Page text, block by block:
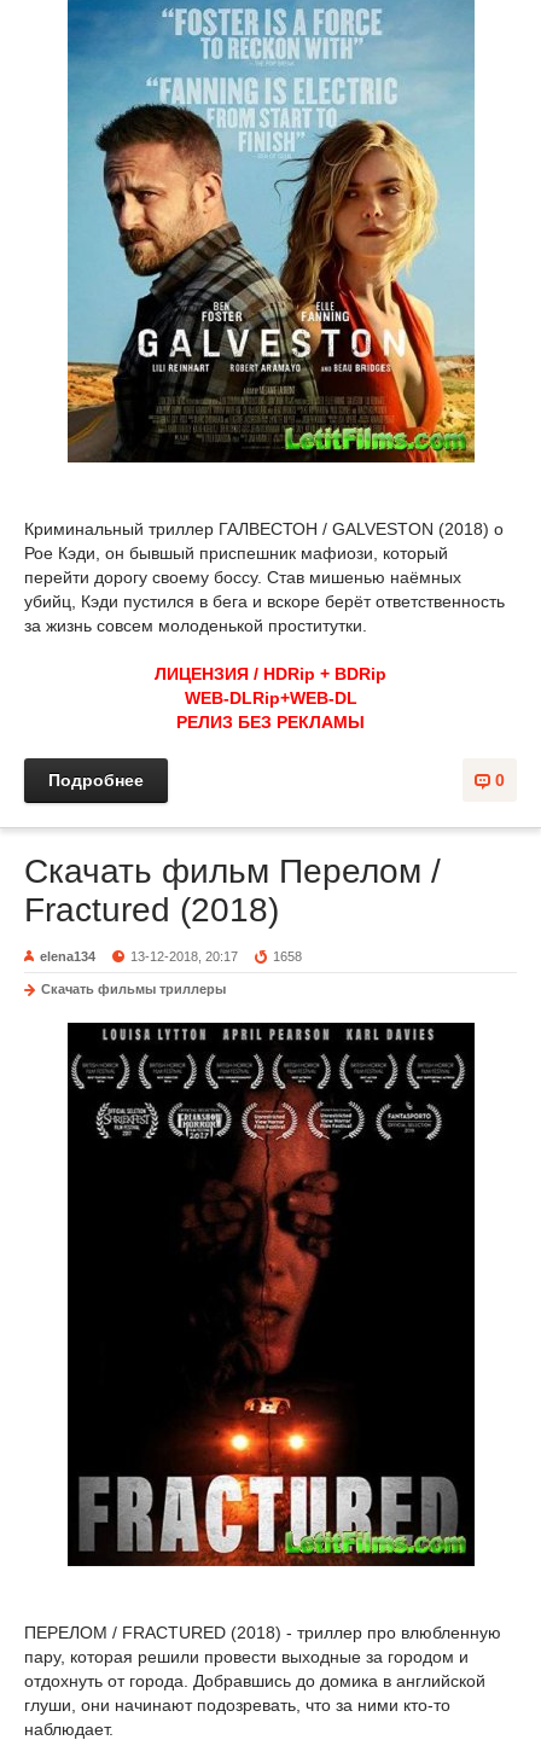
Криминальный триллер ГАЛВЕСТОН / GALVESTON (2018) о
Рое Кэди, он бывшый приспешник мафиози, который
перейти дорогу своему боссу. Став мишенью наёмных
убийц, Кэди пустился в бега и вскоре берёт ответственность
за жизнь совсем молоденькой проститутки.
ЛИЦЕНЗИЯ / HDRip + BDRip
WEB-DLRip+WEB-DL
РЕЛИЗ БЕЗ РЕКЛАМЫ
0
Подробнее
Скачать фильм Перелом /
Fractured (2018)
elena134 13-12-2018, 20:17 1658
Скачать фильмы триллеры
ПЕРЕЛОМ / FRACTURED (2018) - триллер про влюбленную
пару, которая решили провести выходные за городом и
отдохнуть от города. Добравшись до домика в английской
глуши, они начинают подозревать, что за ними кто-то
наблюдает.